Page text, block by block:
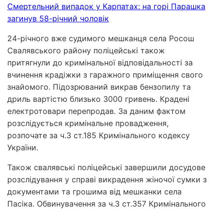
Смертельний випадок у Карпатах: на горі Парашка
загинув 58-річний чоловік
24-річного вже судимого мешканця села Росош
Свалявського району поліцейські також
притягнули до кримінальної відповідальності за
вчинення крадіжки з гаражного приміщення свого
знайомого. Підозрюваний викрав бензопилу та
дриль вартістю близько 3000 гривень. Крадені
електротовари перепродав. За даним фактом
розслідується кримінальне провадження,
розпочате за ч.3 ст.185 Кримінального кодексу
України.
Також свалявські поліцейські завершили досудове
розслідування у справі викрадення жіночої сумки з
документами та грошима від мешканки села
Пасіка. Обвинувачення за ч.3 ст.357 Кримінального